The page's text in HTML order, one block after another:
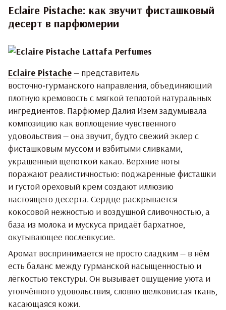
Eclaire Pistache: как звучит фисташковый
десерт в парфюмерии
Eclaire Pistache— представитель
восточно‑гурманского направления, объединяющий
плотную кремовость с мягкой теплотой натуральных
ингредиентов. Парфюмер Далия Изем задумывала
композицию как воплощение чувственного
удовольствия — она звучит, будто свежий эклер с
фисташковым муссом и взбитыми сливками,
украшенный щепоткой какао. Верхние ноты
поражают реалистичностью: поджаренные фисташки
и густой ореховый крем создают иллюзию
настоящего десерта. Сердце раскрывается
кокосовой нежностью и воздушной сливочностью, а
база из молока и мускуса придаёт бархатное,
окутывающее послевкусие.
Аромат воспринимается не просто сладким — в нём
есть баланс между гурманской насыщенностью и
лёгкостью текстуры. Он вызывает ощущение уюта и
утончённого удовольствия, словно шелковистая ткань,
касающаяся кожи.